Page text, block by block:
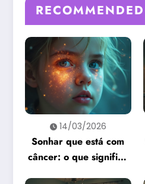
RECOMMENDED
14/03/2026
Sonhar que está com
câncer: o que significa